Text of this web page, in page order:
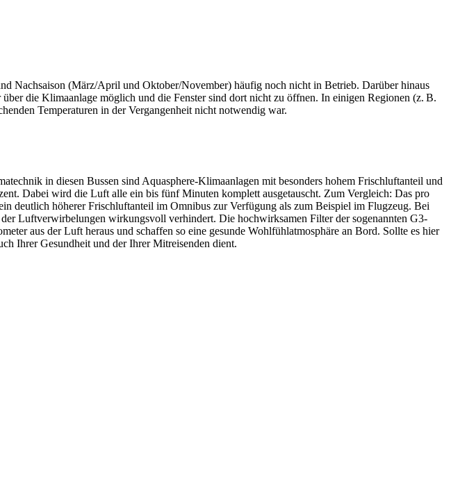
Nachsaison (März/April und Oktober/November) häufig noch nicht in Betrieb. Darüber hinaus
die Klimaanlage möglich und die Fenster sind dort nicht zu öffnen. In einigen Regionen (z. B.
Temperaturen in der Vergangenheit nicht notwendig war.
in diesen Bussen sind Aquasphere-Klimaanlagen mit besonders hohem Frischluftanteil und
Dabei wird die Luft alle ein bis fünf Minuten komplett ausgetauscht. Zum Vergleich: Das pro
deutlich höherer Frischluftanteil im Omnibus zur Verfügung als zum Beispiel im Flugzeug. Bei
Luftverwirbelungen wirkungsvoll verhindert. Die hochwirksamen Filter der sogenannten G3-
aus der Luft heraus und schaffen so eine gesunde Wohlfühlatmosphäre an Bord. Sollte es hier
Ihrer Gesundheit und der Ihrer Mitreisenden dient.